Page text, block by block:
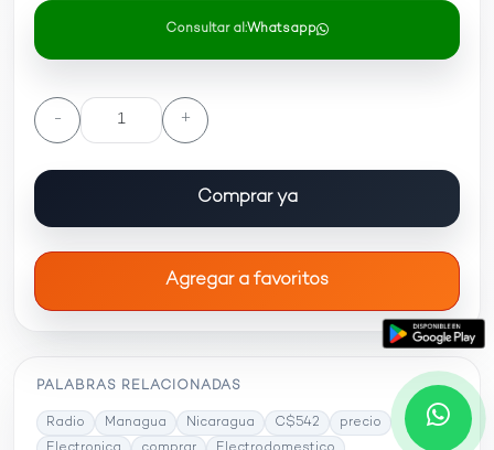
Consultar al:Whatsapp
- +
Comprar ya
Agregar a favoritos
PALABRAS RELACIONADAS
Radio Managua Nicaragua C$542
precio